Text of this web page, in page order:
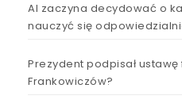
AI zaczyna decydować o
nauczyć się
Prezydent podpisał
Frankowiczów?